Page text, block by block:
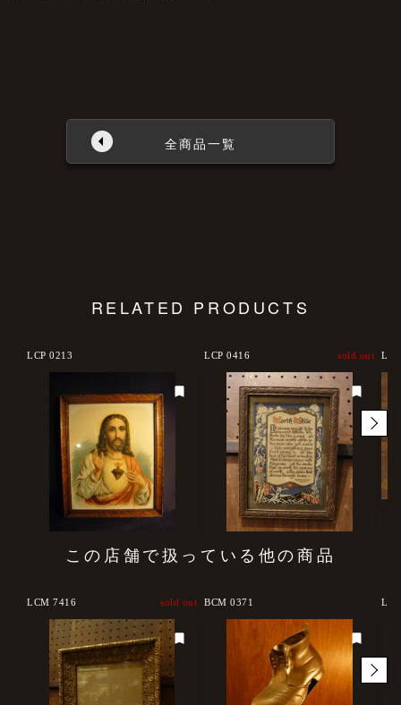
全商品一覧
RELATED PRODUCTS
LCP 0213 LCP 0416 sold out
この店舗で扱っている他の商品
LCM 7416 sold out BCM 0371